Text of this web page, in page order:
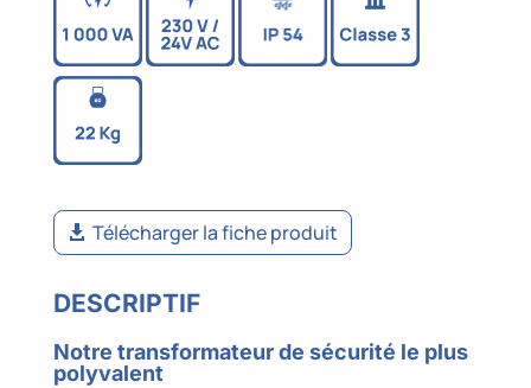
Télécharger la fiche produit
DESCRIPTIF
Notre transformateur de sécurité le plus
polyvalent